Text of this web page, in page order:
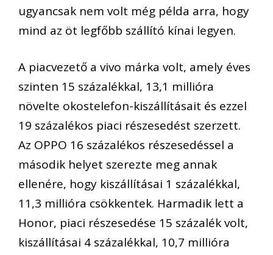
ugyancsak nem volt még példa arra, hogy
mind az öt legfőbb szállító kínai legyen.
A piacvezető a vivo márka volt, amely éves
szinten 15 százalékkal, 13,1 millióra
növelte okostelefon-kiszállításait és ezzel
19 százalékos piaci részesedést szerzett.
Az OPPO 16 százalékos részesedéssel a
második helyet szerezte meg annak
ellenére, hogy kiszállításai 1 százalékkal,
11,3 millióra csökkentek. Harmadik lett a
Honor, piaci részesedése 15 százalék volt,
kiszállításai 4 százalékkal, 10,7 millióra